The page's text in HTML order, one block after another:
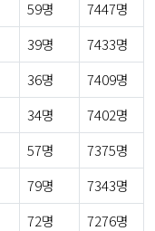
59명
7447명
39명
7433명
36명
7409명
34명
7402명
57명
7375명
79명
7343명
72명
7276명